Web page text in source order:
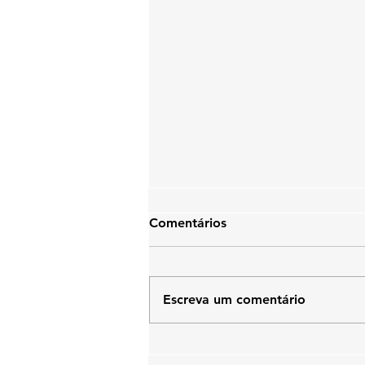
Comentários
Escreva um comentário